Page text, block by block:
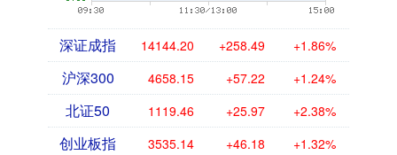
深证成指 14144.20 +258.49 +1.86%
沪深300 4658.15 +57.22 +1.24%
北证50 1119.46 +25.97 +2.38%
创业板指 3535.14 +46.18 +1.32%